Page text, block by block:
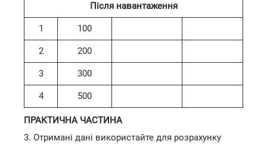
Після навантаження
1 100
2 200
3 300
4 500
ПРАКТИЧНА ЧАСТИНА
3. Отримані дані використайте для розрахунку